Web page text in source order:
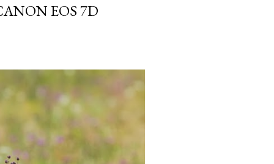
EOS 7D